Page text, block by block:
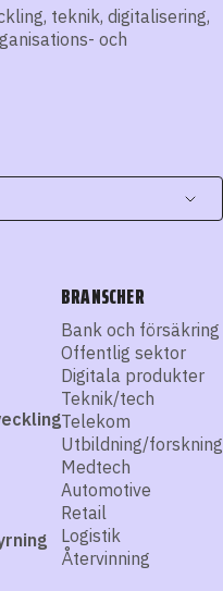
teknik, digitalisering,
och
BRANSCHER
Bank och försäkring
Offentlig sektor
Digitala produkter
Teknik/tech
Telekom
Utbildning/forskning
Medtech
Automotive
Retail
Logistik
Återvinning